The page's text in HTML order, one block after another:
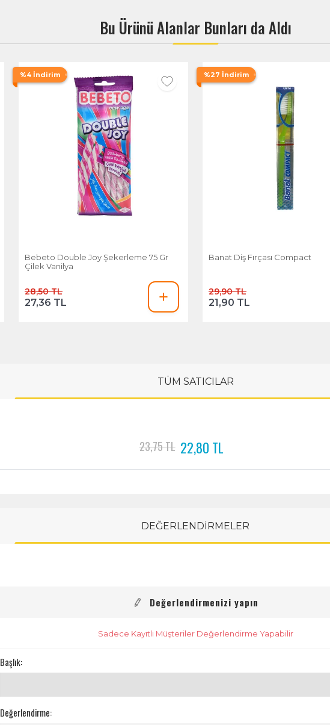
Bu Ürünü Alanlar Bunları da Aldı
%4 İndirim
Bebeto Double Joy Şekerleme 75 Gr
Çilek Vanilya
28,50 TL
27,36 TL
%27 İndirim
Banat Diş Fırçası Compact
29,90 TL
21,90 TL
TÜM SATICILAR
23,75 TL 22,80 TL
DEĞERLENDİRMELER
Değerlendirmenizi yapın
Sadece Kayıtlı Müşteriler Değerlendirme Yapabilir
Başlık:
Değerlendirme: